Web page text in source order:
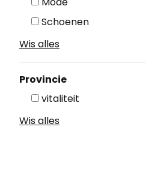
Schoenen
Wis alles
Provincie
vitaliteit
Wis alles